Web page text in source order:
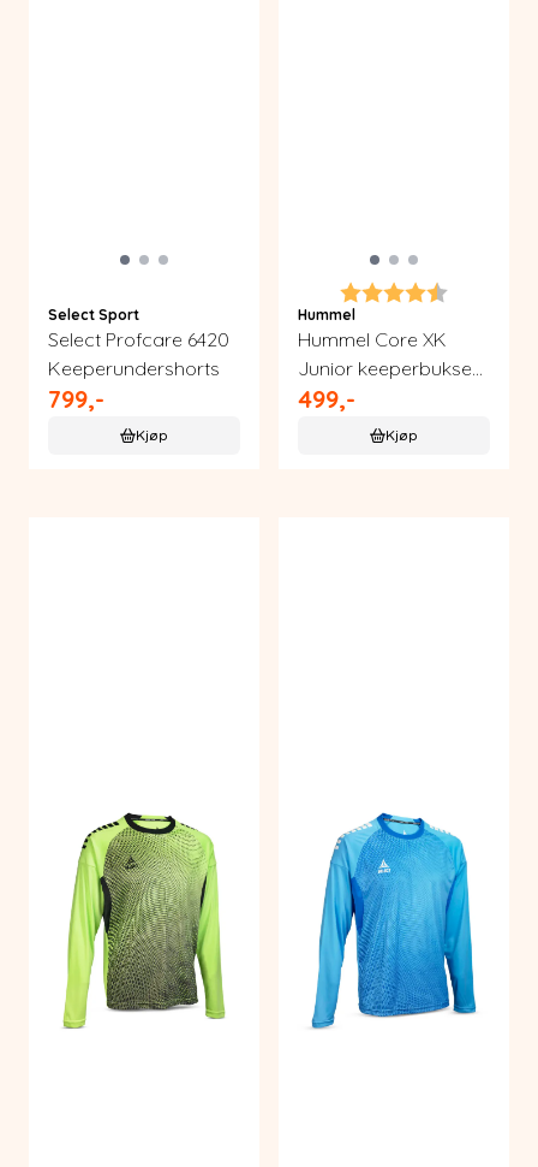
Select Sport
Select Profcare 6420
Keeperundershorts
799,-
Kjøp
Karakter:
Hummel
Hummel Core XK
Junior keeperbukse
håndball
499,-
Kjøp